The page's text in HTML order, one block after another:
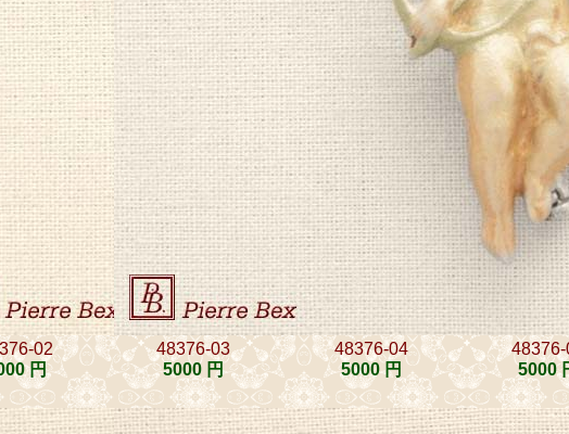
02
円
48376-03
5000 円
48376-04
5000 円
48376-
5000